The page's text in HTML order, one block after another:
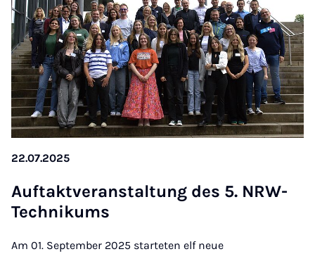
22.07.2025
Auf­takt­ver­an­stal­tung des 5. NRW-
Tech­ni­kums
Am 01. September 2025 starteten elf neue